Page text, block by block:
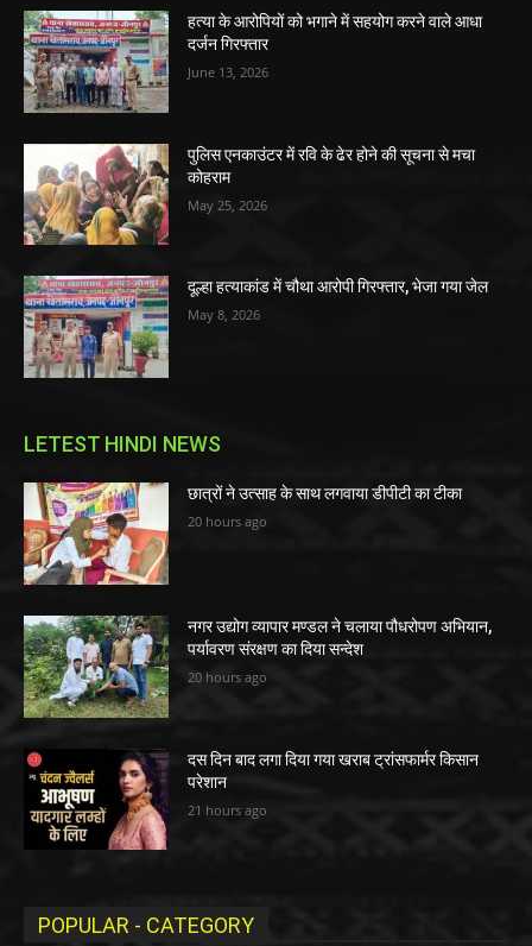
हत्या के आरोपियों को भगाने में सहयोग करने वाले आधा
दर्जन गिरफ्तार
June 13, 2026
पुलिस एनकाउंटर में रवि के ढेर होने की सूचना से मचा
कोहराम
May 25, 2026
दूल्हा हत्याकांड में चौथा आरोपी गिरफ्तार, भेजा गया जेल
May 8, 2026
LETEST HINDI NEWS
छात्रों ने उत्साह के साथ लगवाया डीपीटी का टीका
20 hours ago
नगर उद्योग व्यापार मण्डल ने चलाया पौधरोपण अभियान,
पर्यावरण संरक्षण का दिया सन्देश
20 hours ago
दस दिन बाद लगा दिया गया खराब ट्रांसफार्मर किसान
परेशान
21 hours ago
POPULAR - CATEGORY